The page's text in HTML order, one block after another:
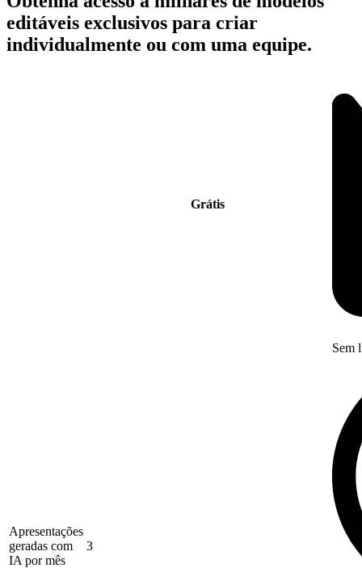
editáveis exclusivos para criar
individualmente ou com uma equipe.
Grátis
Apresentações
geradas com
IA por mês
3
Sem